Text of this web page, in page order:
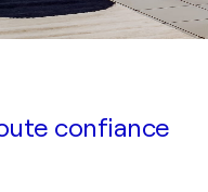
confiance